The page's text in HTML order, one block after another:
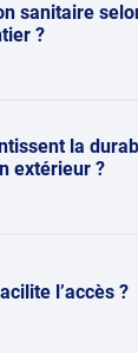
sanitaire
?
la
extérieur ?
l’accès ?